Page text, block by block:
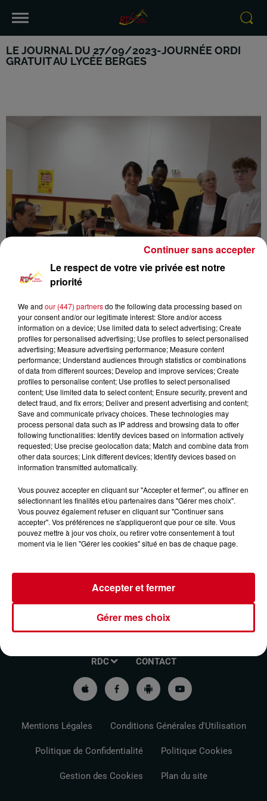
LE JOURNAL DU 27/09/2023-JOURNÉE ORDI
GRATUIT AU LYCÉE BERGES
Les Infos Locales
0:00 8 min 58 sec
27 septembre 2023 - 8 min 58 sec
LE JOURNAL DU 27/09/2023-JOURNÉE ORDI
GRATUIT AU LYCÉE BERGES
RDC CONTACT
Mentions Légales Conditions Générales d'Utilisation
Politique de Confidentialité Politique Cookies
Gestion des Cookies Plan du site
Le respect de votre vie privée est notre
priorité
We and our (447) partnersdo the following data processing based on
your consent and/or our legitimate interest: Store and/or access
information on a device; Use limited data to select advertising; Create
profiles for personalised advertising; Use profiles to select personalised
advertising; Measure advertising performance; Measure content
performance; Understand audiences through statistics or combinations
of data from different sources; Develop and improve services; Create
profiles to personalise content; Use profiles to select personalised
content; Use limited data to select content; Ensure security, prevent and
detect fraud, and fix errors; Deliver and present advertising and content;
Save and communicate privacy choices. These technologies may
process personal data such as IP address and browsing data to offer
following functionalities: Identify devices based on information actively
requested; Use precise geolocation data; Match and combine data from
other data sources; Link different devices; Identify devices based on
information transmitted automatically.
Vous pouvez accepter en cliquant sur "Accepter et fermer", ou affiner en
sélectionnant les finalités et/ou partenaires dans "Gérer mes choix".
Vous pouvez également refuser en cliquant sur "Continuer sans
accepter". Vos préférences ne s'appliqueront que pour ce site. Vous
pouvez mettre à jour vos choix, ou retirer votre consentement à tout
moment via le lien "Gérer les cookies" situé en bas de chaque page.
Gérer mes choix
Accepter et fermer
Continuer sans accepter